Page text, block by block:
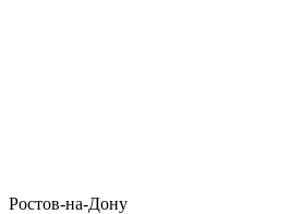
Ростов-на-Дону